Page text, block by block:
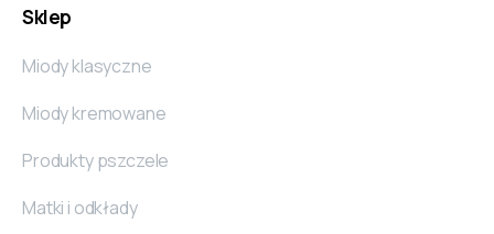
Sklep
Miody klasyczne
Miody kremowane
Produkty pszczele
Matki i odkłady